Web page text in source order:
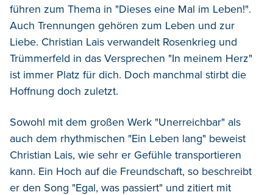
führen zum Thema in "Dieses eine Mal im Leben!".
Auch Trennungen gehören zum Leben und zur
Liebe. Christian Lais verwandelt Rosenkrieg und
Trümmerfeld in das Versprechen "In meinem Herz"
ist immer Platz für dich. Doch manchmal stirbt die
Hoffnung doch zuletzt.
Sowohl mit dem großen Werk "Unerreichbar" als
auch dem rhythmischen "Ein Leben lang" beweist
Christian Lais, wie sehr er Gefühle transportieren
kann. Ein Hoch auf die Freundschaft, so beschreibt
er den Song "Egal, was passiert" und zitiert mit